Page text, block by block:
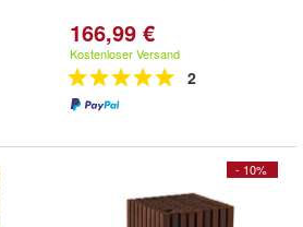
166,99 €
Kostenloser Versand
2
- 10%